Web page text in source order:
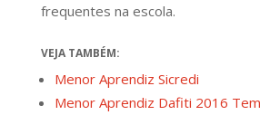
frequentes na escola.
VEJA TAMBÉM:
Menor Aprendiz Sicredi
Menor Aprendiz Dafiti 2016